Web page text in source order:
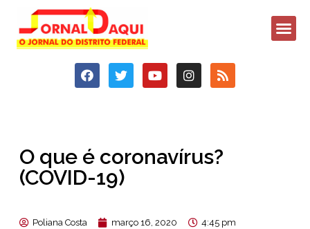
O que é coronavírus?
(COVID-19)
Poliana Costa março 16, 2020
4:45 pm